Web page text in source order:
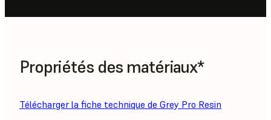
Propriétés des matériaux*
Télécharger la fiche technique de Grey Pro Resin